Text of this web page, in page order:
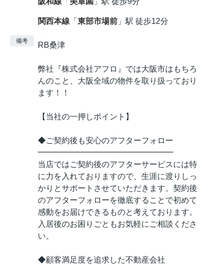
関西本線 「 東部市場前 」駅 徒歩12分
備考 RB桑津
弊社『株式会社アフロ』では大阪市はもちろ
んのこと、大阪全域の物件を取り扱っており
ます！！
【当社の一押しポイント】
◆ご契約後も安心のアフターフォロー
━━━━━━━━━━━━━━━━━
当店ではご契約後のアフターサービスには特
に力を入れておりますので、生涯に渡りしっ
かりとサポートさせていただきます。契約後
のアフターフォローを徹底することで初めて
感動をお届けできるものと考えております。
入居後のお困りごともお気軽にご相談くださ
い。
◆顧客満足度を追求した不動産会社